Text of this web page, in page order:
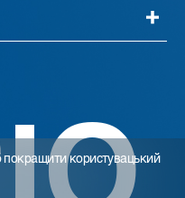
користувацький